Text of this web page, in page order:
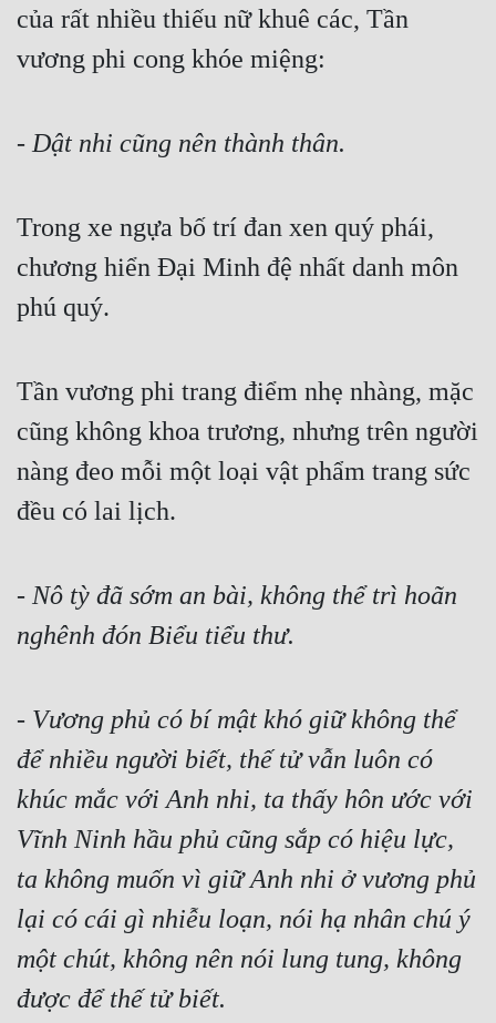
của rất nhiều thiếu nữ khuê các, Tần
vương phi cong khóe miệng:
- Dật nhi cũng nên thành thân.
Trong xe ngựa bố trí đan xen quý phái,
chương hiển Đại Minh đệ nhất danh môn
phú quý.
Tần vương phi trang điểm nhẹ nhàng, mặc
cũng không khoa trương, nhưng trên người
nàng đeo mỗi một loại vật phẩm trang sức
đều có lai lịch.
- Nô tỳ đã sớm an bài, không thể trì hoãn
nghênh đón Biểu tiểu thư.
- Vương phủ có bí mật khó giữ không thể
để nhiều người biết, thế tử vẫn luôn có
khúc mắc với Anh nhi, ta thấy hôn ước với
Vĩnh Ninh hầu phủ cũng sắp có hiệu lực,
ta không muốn vì giữ Anh nhi ở vương phủ
lại có cái gì nhiễu loạn, nói hạ nhân chú ý
một chút, không nên nói lung tung, không
được để thế tử biết.